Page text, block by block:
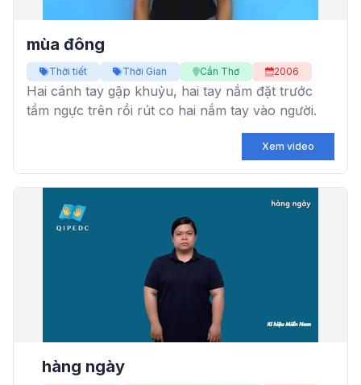
mùa đông
Thời tiết Thời Gian Cần Thơ 2006
Hai cánh tay gập khuỷu, hai tay nắm đặt trước
tầm ngực trên rồi rút co hai nắm tay vào người.
Xem video
hàng ngày